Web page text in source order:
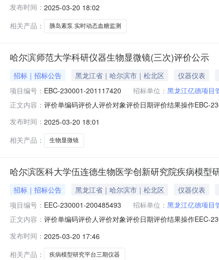
亿德项目管理有限公司哈尔滨博克医疗器械有限公司
发布时间： 2025-03-20 18:02
相关产品：
胰岛素泵.实时动态血糖监测
哈尔滨师范大学科研仪器生物显微镜(三次)评价公示
招标｜招标公告 黑龙江省｜哈尔滨市｜松北区
仪器仪表
项目编号： EBC-230001-201117420 招标单位： 黑龙江亿德项目
正文内容： 评价单编码评价人评价对象评价日期评价结果操作EBC-
理有限公司哈尔滨师范大学2024-05-07好评（6分）
发布时间： 2025-03-20 18:01
相关产品：
生物显微镜
哈尔滨医科大学伍连德生物医学创新研究院疾病模型
招标｜招标公告 黑龙江省｜哈尔滨市｜松北区
仪器仪表
项目编号： EEC-230001-200485493 招标单位： 黑龙江亿德项目
正文内容： 评价单编码评价人评价对象评价日期评价结果操作EEC-
陈**2024-09-27好评（10分）EBC-230001-201297421
发布时间： 2025-03-20 17:46
相关产品：
疾病模型研究平台三期仪器